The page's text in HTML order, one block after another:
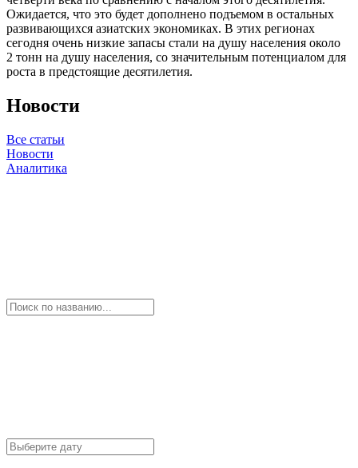
Ожидается, что это будет дополнено подъемом в остальных
развивающихся азиатских экономиках. В этих регионах
сегодня очень низкие запасы стали на душу населения около
2 тонн на душу населения, со значительным потенциалом для
роста в предстоящие десятилетия.
Новости
Все статьи
Новости
Аналитика